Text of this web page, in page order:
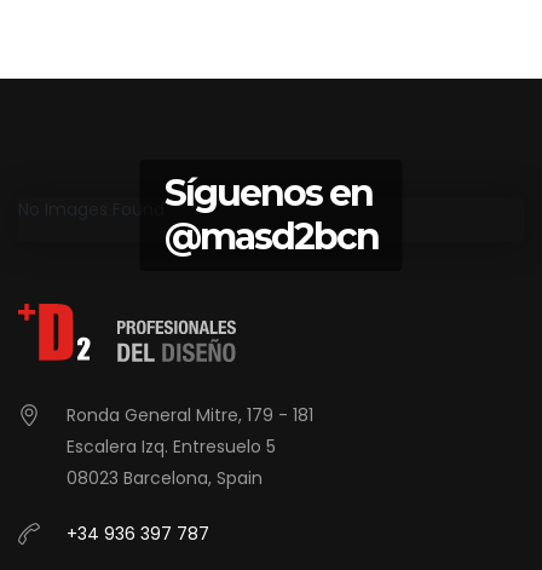
Síguenos en
@masd2bcn
Ronda General Mitre, 179 - 181
Escalera Izq. Entresuelo 5
08023 Barcelona, Spain
+34 936 397 787